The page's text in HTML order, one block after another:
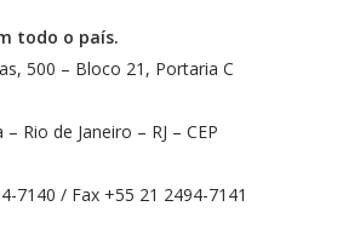
todo o país.
500 – Bloco 21, Portaria C
Rio de Janeiro – RJ – CEP
7140 / Fax +55 21 2494-7141